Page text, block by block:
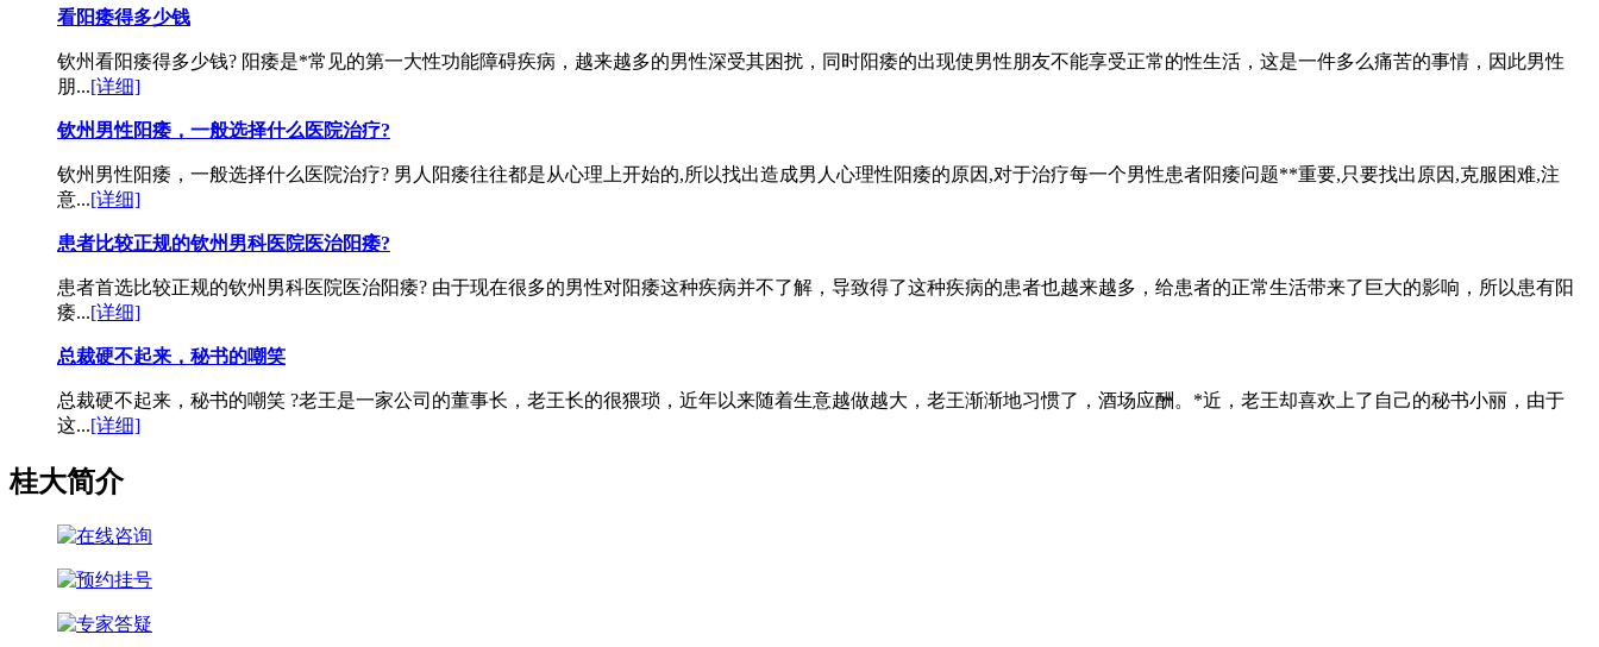
看阳痿得多少钱
钦州看阳痿得多少钱? 阳痿是*常见的第一大性功能障碍疾病，越来越多的男性深受其困扰，同时阳痿的出现使男性朋友不能享受正常的性生活，这是一件多么痛苦的事情，因此男性
朋...[详细]
钦州男性阳痿，一般选择什么医院治疗?
钦州男性阳痿，一般选择什么医院治疗? 男人阳痿往往都是从心理上开始的,所以找出造成男人心理性阳痿的原因,对于治疗每一个男性患者阳痿问题**重要,只要找出原因,克服困难,注
意...[详细]
患者比较正规的钦州男科医院医治阳痿?
患者首选比较正规的钦州男科医院医治阳痿? 由于现在很多的男性对阳痿这种疾病并不了解，导致得了这种疾病的患者也越来越多，给患者的正常生活带来了巨大的影响，所以患有阳
痿...[详细]
总裁硬不起来，秘书的嘲笑
总裁硬不起来，秘书的嘲笑 ?老王是一家公司的董事长，老王长的很猥琐，近年以来随着生意越做越大，老王渐渐地习惯了，酒场应酬。*近，老王却喜欢上了自己的秘书小丽，由于
这...[详细]
桂大简介